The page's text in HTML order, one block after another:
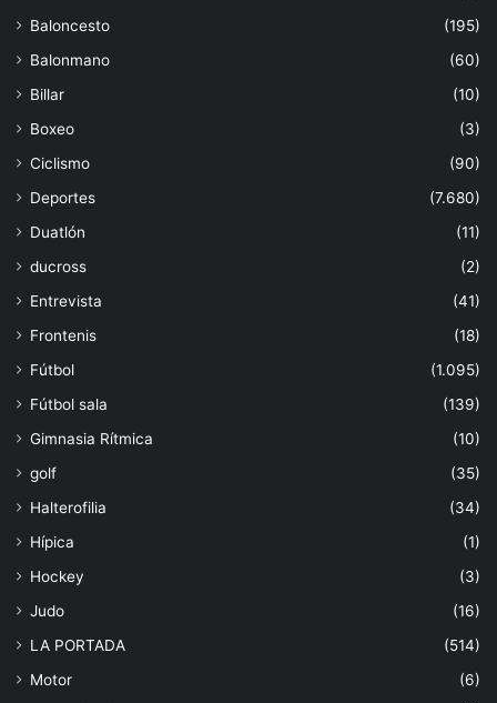
Baloncesto
(195)
Balonmano
(60)
Billar
(10)
Boxeo
(3)
Ciclismo
(90)
Deportes
(7.680)
Duatlón
(11)
ducross
(2)
Entrevista
(41)
Frontenis
(18)
Fútbol
(1.095)
Fútbol sala
(139)
Gimnasia Rítmica
(10)
golf
(35)
Halterofilia
(34)
Hípica
(1)
Hockey
(3)
Judo
(16)
LA PORTADA
(514)
Motor
(6)